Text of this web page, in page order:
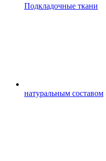
Подкладочные ткани
натуральным составом